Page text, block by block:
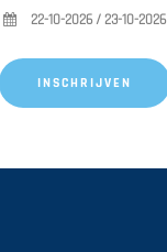
22-10-2026 / 23-10-2026
INSCHRIJVEN